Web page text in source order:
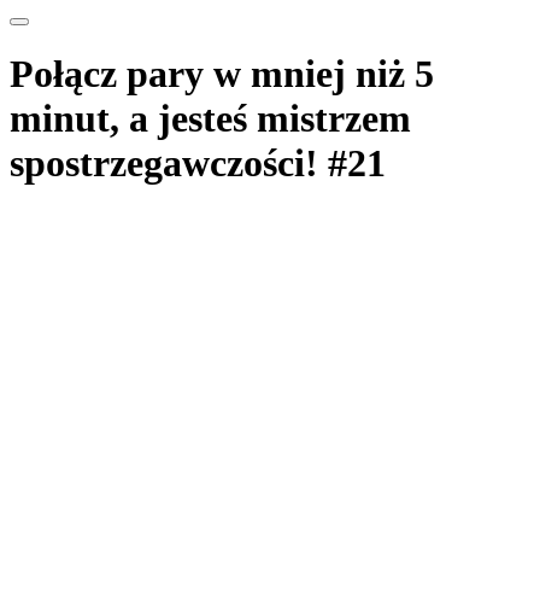
Połącz pary w mniej niż 5
minut, a jesteś mistrzem
spostrzegawczości! #21